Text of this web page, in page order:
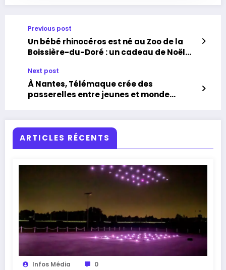
Previous post
Un bébé rhinocéros est né au Zoo de la
Boissière-du-Doré : un cadeau de Noël
Next post
À Nantes, Télémaque crée des
passerelles entre jeunes et monde
ARTICLES RÉCENTS
Infos Média 0